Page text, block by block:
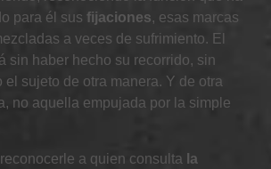
para él sus fijaciones, esas marcas
a veces de sufrimiento. El
sin haber hecho su recorrido, sin
el sujeto de otra manera. Y de otra
no aquella empujada por la simple
a quien consulta la